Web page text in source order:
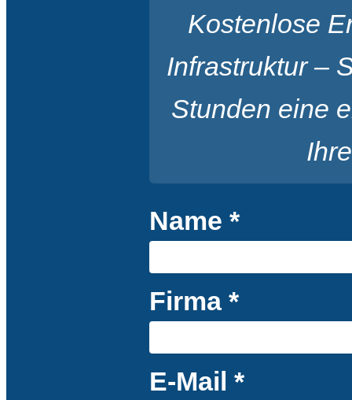
Kostenlose
Infrastruktur –
Stunden eine
Name *
Firma *
E-Mail *